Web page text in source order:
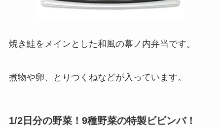
焼き鮭をメインとした和風の幕ノ内弁当です。
煮物や卵、とりつくねなどが入っています。
1/2日分の野菜！9種野菜の特製ビビンバ！